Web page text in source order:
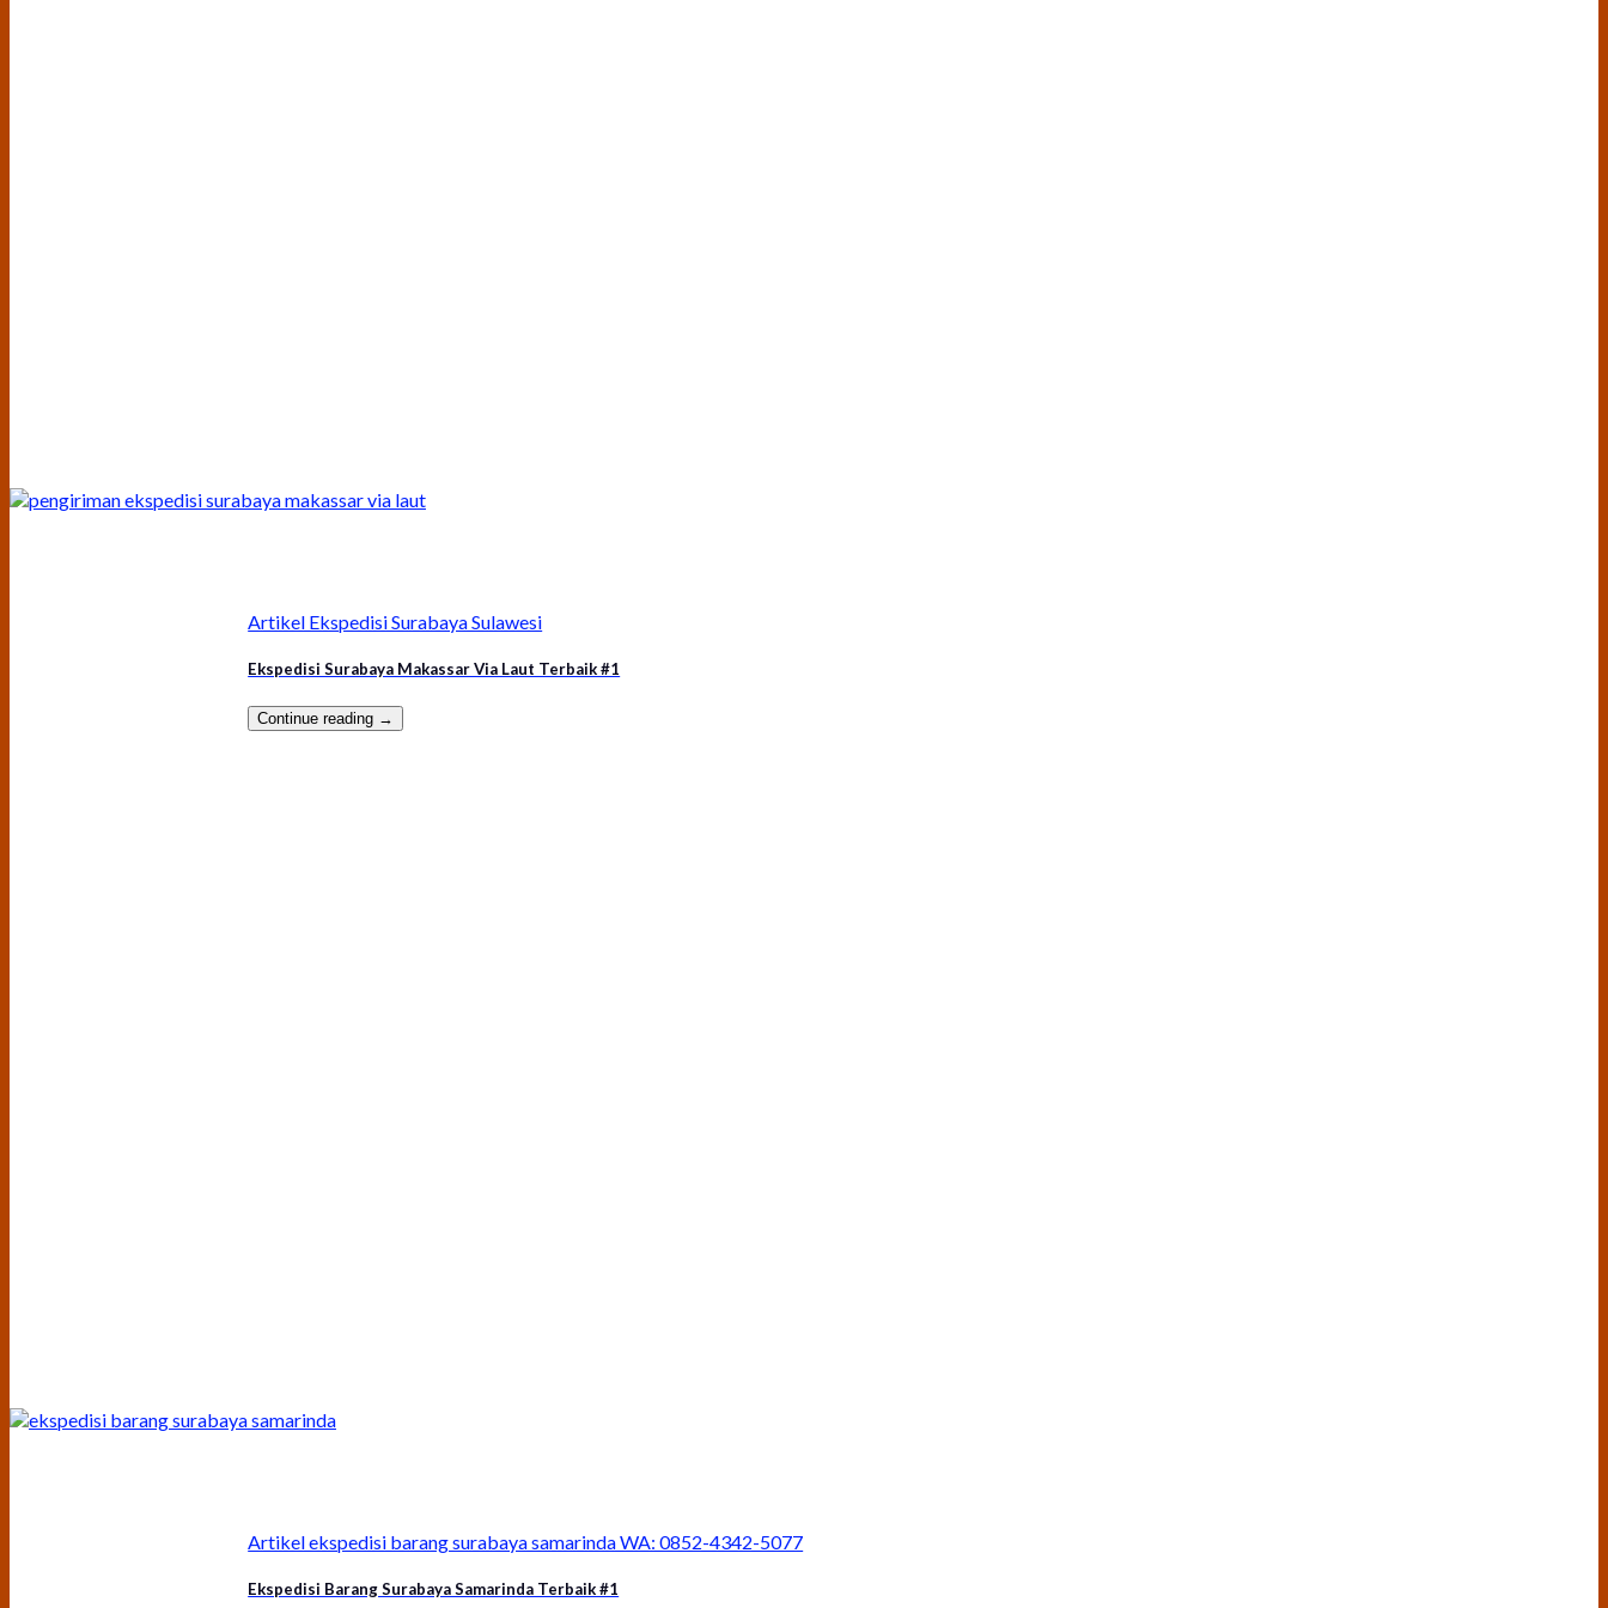
Artikel Ekspedisi Surabaya Sulawesi
Ekspedisi Surabaya Makassar Via Laut Terbaik #1
Continue reading →
Artikel ekspedisi barang surabaya samarinda WA: 0852-4342-5077
Ekspedisi Barang Surabaya Samarinda Terbaik #1